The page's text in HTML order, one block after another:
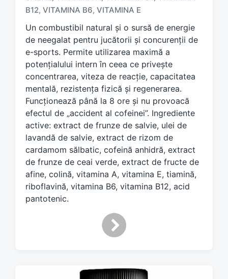
g
d
w
i
t
h
B12, VITAMINA B6, VITAMINA E
Un combustibil natural și o sursă de energie
de neegalat pentru jucătorii și concurenții de
e-sports. Permite utilizarea maximă a
potențialului intern în ceea ce privește
concentrarea, viteza de reacție, capacitatea
mentală, rezistența fizică și regenerarea.
Funcționează până la 8 ore și nu provoacă
efectul de „accident al cofeinei”. Ingrediente
active: extract de frunze de salvie, ulei de
lavandă de salvie, extract de rizom de
cardamom sălbatic, cofeină anhidră, extract
de frunze de ceai verde, extract de fructe de
afine, colină, vitamina A, vitamina E, tiamină,
riboflavină, vitamina B6, vitamina B12, acid
pantotenic.